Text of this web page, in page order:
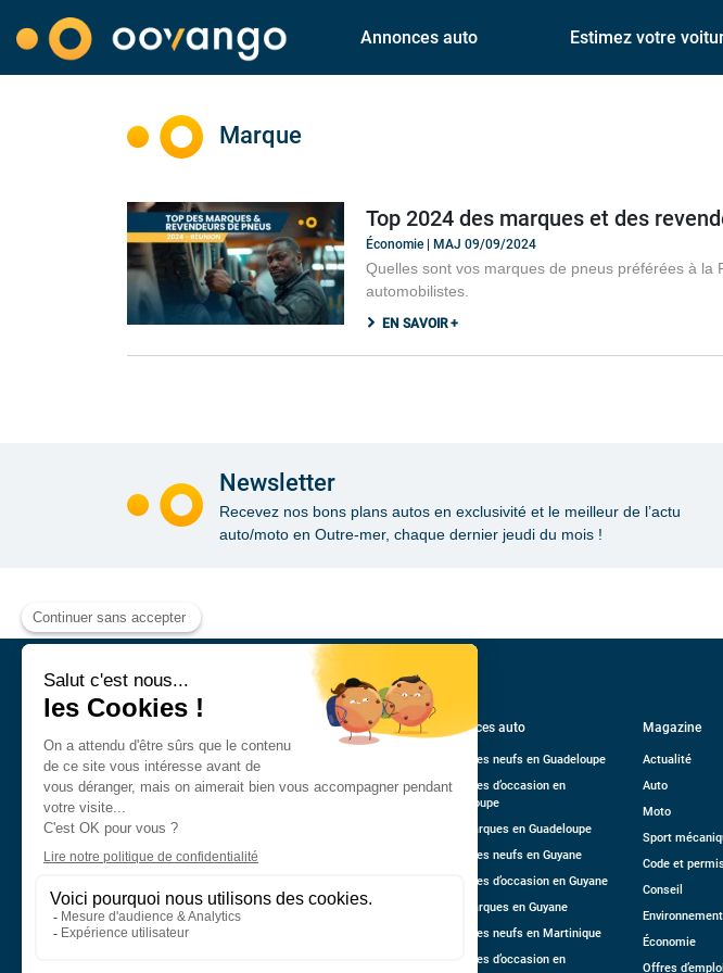
Annonces auto Estimez votre
Marque
Top 2024 des marques et des
Économie | MAJ 09/09/2024
Quelles sont vos marques de pneus préférées à
automobilistes.
EN SAVOIR +
Newsletter
Recevez nos bons plans autos en exclusivité et le meilleur de l’actu
auto/moto en Outre-mer, chaque dernier jeudi du mois !
Annonces auto
Véhicules neufs en Guadeloupe
Véhicules d’occasion en
Guadeloupe
Nos marques en Guadeloupe
Véhicules neufs en Guyane
Véhicules d’occasion en Guyane
Nos marques en Guyane
Véhicules neufs en Martinique
Véhicules d’occasion en
Magazine
Actualité
Auto
Moto
Sport
Code et
Conseil
Environnement
Économie
Offres